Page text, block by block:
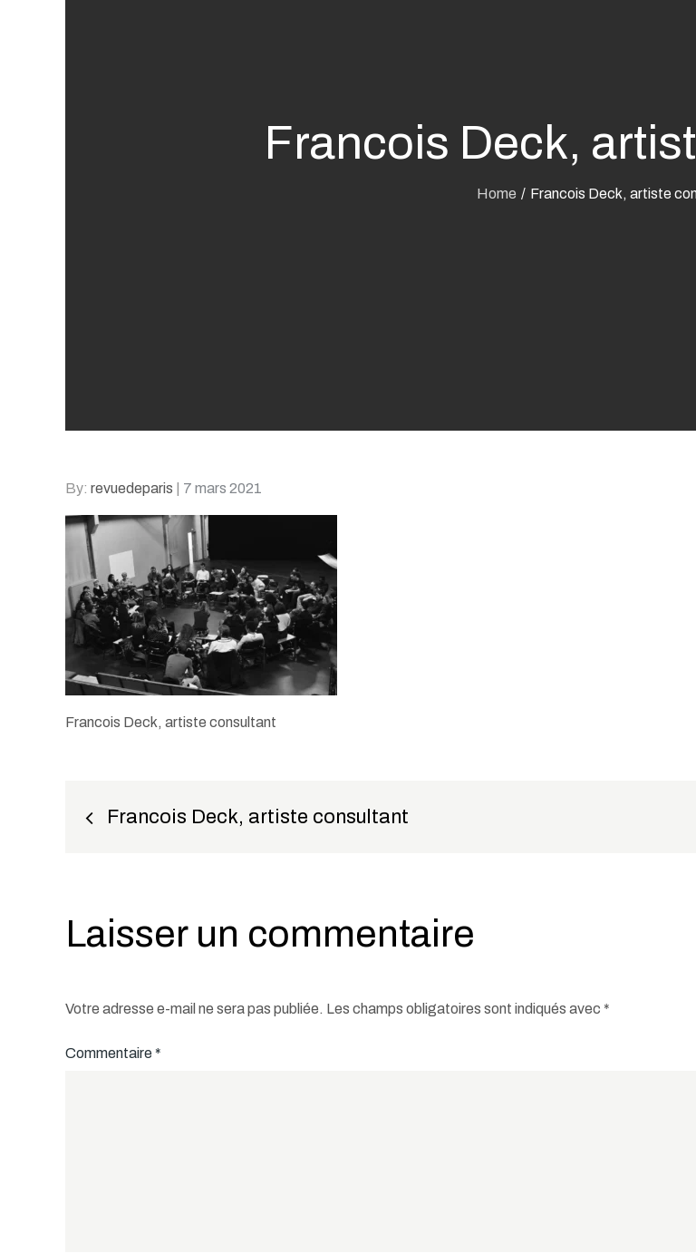
Francois Deck,
Home Francois Deck, artiste
By: revuedeparis
Posted
on
7 mars 2021
Francois Deck, artiste consultant
Navigation
l’article
Francois Deck, artiste consultant
Laisser un commentaire
Votre adresse e-mail ne sera pas publiée. Les champs obligatoires sont indiqués avec *
Commentaire *